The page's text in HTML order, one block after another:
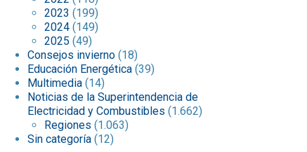
2023 (199)
2024 (149)
2025 (49)
Consejos invierno (18)
Educación Energética (39)
Multimedia (14)
Noticias de la Superintendencia de
Electricidad y Combustibles (1.662)
Regiones (1.063)
Sin categoría (12)